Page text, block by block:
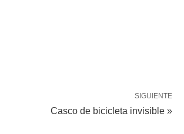
SIGUIENTE
Casco de bicicleta invisible »